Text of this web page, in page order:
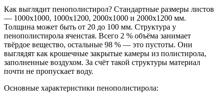
Как выглядит пенополистирол? Стандартные размеры листов
— 1000х1000, 1000х1200, 2000х1000 и 2000х1200 мм.
Толщина может быть от 20 до 100 мм. Структура у
пенополистирола ячеистая. Всего 2 % объёма занимает
твёрдое вещество, остальные 98 % — это пустоты. Они
выглядят как крошечные закрытые камеры из полистирола,
заполненные воздухом. За счёт такой структуры материал
почти не пропускает воду.
Основные характеристики пенополистирола: